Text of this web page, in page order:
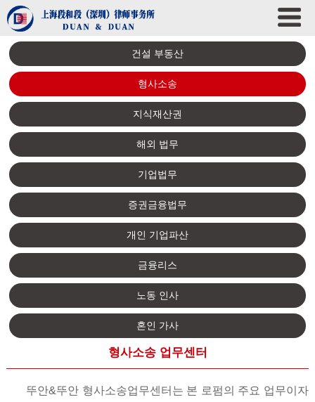
건설 부동산
형사소송
지식재산권
해외 법무
기업법무
증권금융법무
개인 기업파산
금융리스
노동 인사
혼인 가사
형사소송 업무센터
뚜안&뚜안형사소송업무센터는 본 로펌의 주요 업무이자